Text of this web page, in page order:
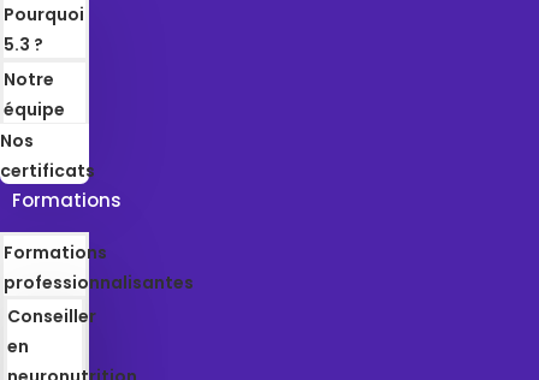
Pourquoi
5.3 ?
Notre
équipe
Nos
certificats
Formations
Formations
professionnalisantes
Conseiller
en